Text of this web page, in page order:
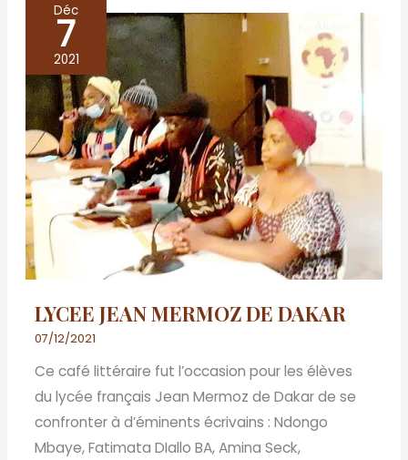
Déc
7
2021
LYCEE JEAN MERMOZ DE DAKAR
07/12/2021
Ce café littéraire fut l’occasion pour les élèves
du lycée français Jean Mermoz de Dakar de se
confronter à d’éminents écrivains : Ndongo
Mbaye, Fatimata DIallo BA, Amina Seck,
LYCEE
JEAN
MERMOZ
DE
DAKAR